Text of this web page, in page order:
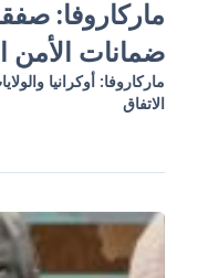
ماركاروفا:
ضمانات الأمن
ماركاروفا: أوكرانيا
الاتفاق